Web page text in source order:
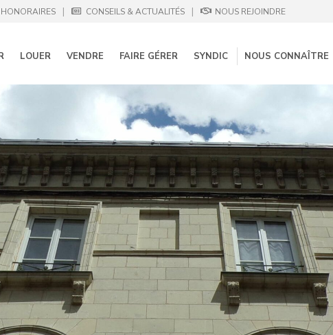
| CONSEILS & ACTUALITÉS | NOUS REJOINDRE
LOUER VENDRE FAIRE GÉRER SYNDIC NOUS CONNAÎTRE